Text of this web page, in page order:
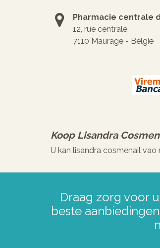
Pharmacie centrale
12, rue centrale
7110 Maurage - België
Koop Lisandra
U kan lisandra cosmenail
Draag zorg voor
beste